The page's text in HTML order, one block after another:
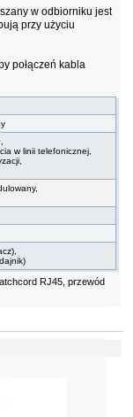
w odbiorniku jest
przy użyciu
połączeń kabla
w linii telefonicznej,
RJ45, przewód